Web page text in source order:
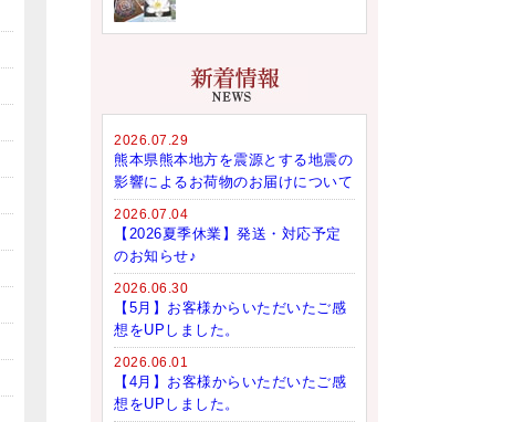
2026.07.29
熊本県熊本地方を震源とする地震の
影響によるお荷物のお届けについて
2026.07.04
【2026夏季休業】発送・対応予定
のお知らせ♪
2026.06.30
【5月】お客様からいただいたご感
想をUPしました。
2026.06.01
【4月】お客様からいただいたご感
想をUPしました。